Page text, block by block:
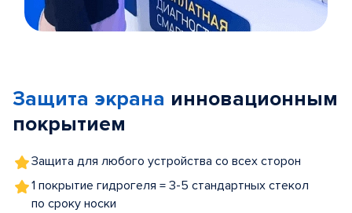
5
Защита экрана инновационным
покрытием
Защита для любого устройства со всех сторон
1 покрытие гидрогеля = 3-5 стандартных стекол
по сроку носки